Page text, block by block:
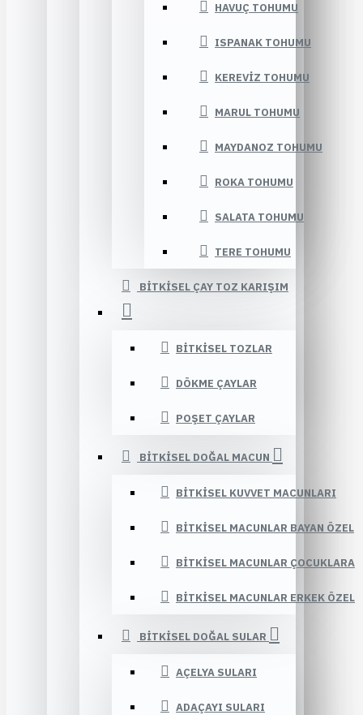
HAVUÇ TOHUMU
ISPANAK TOHUMU
KEREVIZ TOHUMU
MARUL TOHUMU
MAYDANOZ TOHUMU
ROKA TOHUMU
SALATA TOHUMU
TERE TOHUMU
BITKISEL ÇAY TOZ KARIŞIM
BITKISEL TOZLAR
DÖKME ÇAYLAR
POŞET ÇAYLAR
BITKISEL DOĞAL MACUN
BITKISEL KUVVET MACUNLARI
BITKISEL MACUNLAR BAYAN ÖZEL
BITKISEL MACUNLAR ÇOCUKLARA
BITKISEL MACUNLAR ERKEK ÖZEL
BITKISEL DOĞAL SULAR
AÇELYA SULARI
ADAÇAYI SULARI